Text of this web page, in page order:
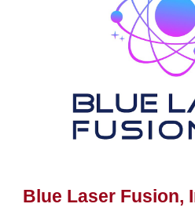
Blue Laser Fusion,